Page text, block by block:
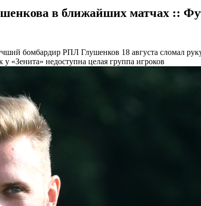
в ближайших матчах ::
бомбардир РПЛ Глушенков 18 августа сломал
«Зенита» недоступна целая группа игроков